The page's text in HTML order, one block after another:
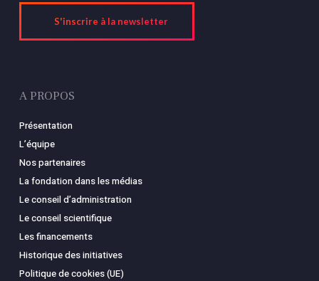
S'inscrire à la newsletter
A PROPOS
Présentation
L’équipe
Nos partenaires
La fondation dans les médias
Le conseil d’administration
Le conseil scientifique
Les financements
Historique des initiatives
Politique de cookies (UE)